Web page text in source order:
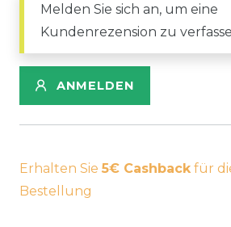
Melden Sie sich an, um eine
Kundenrezension zu
ANMELDEN
Erhalten Sie 5€ Cashbackfür
Bestellung